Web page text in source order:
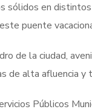
sólidos en
puente
de la ciudad,
de alta afluencia y
Públicos